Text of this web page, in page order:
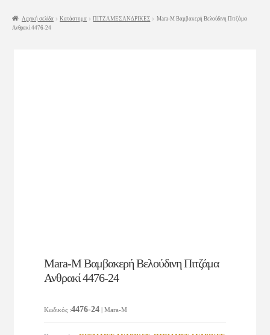
Αρχική σελίδα Κατάστημα ΠΙΤΖΑΜΕΣ ΑΝΔΡΙΚΕΣ
Mara-M Βαμβακερή Βελούδινη Πιτζάμα
Ανθρακί 4476-24
Mara-M Βαμβακερή Βελούδινη Πιτζάμα
Ανθρακί 4476-24
Κωδικός :4476-24 | Mara-M